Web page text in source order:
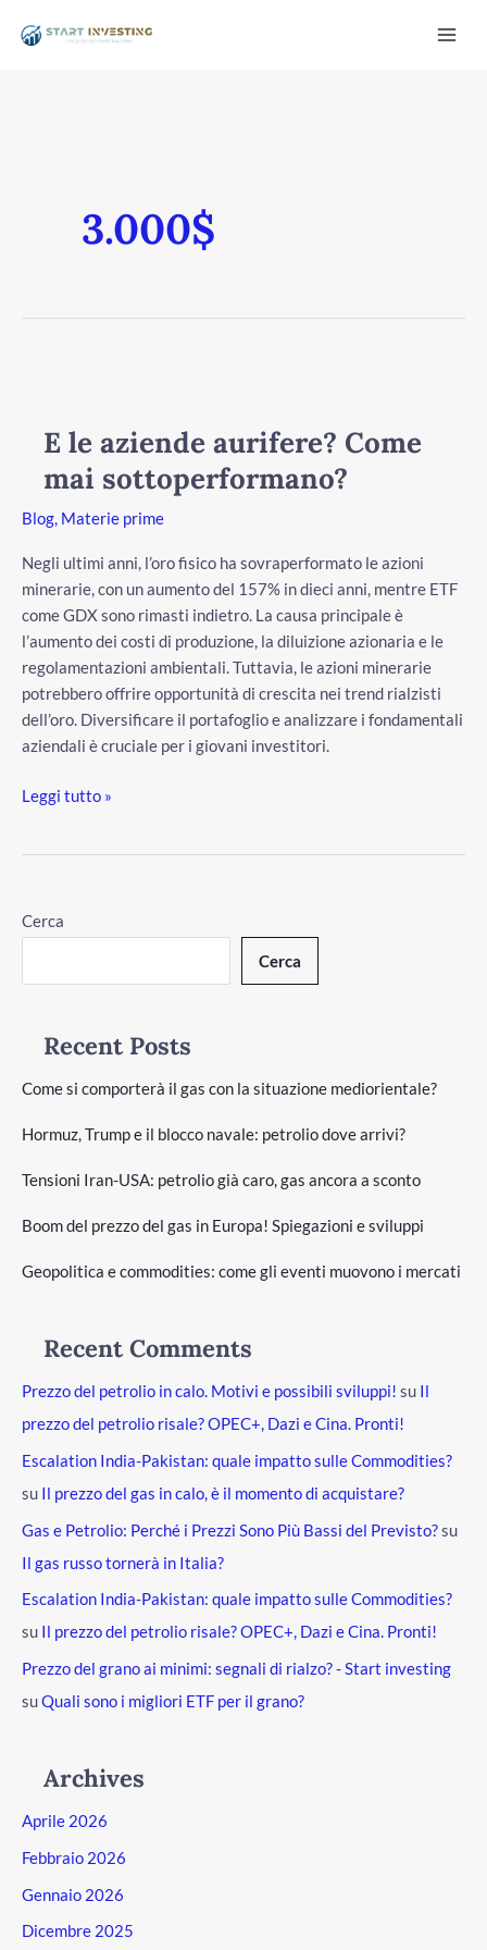
3.000$
E le aziende aurifere? Come
mai sottoperformano?
Blog Materie prime
Negli ultimi anni, l’oro fisico ha sovraperformato le azioni
minerarie, con un aumento del 157% in dieci anni, mentre ETF
come GDX sono rimasti indietro. La causa principale è
l’aumento dei costi di produzione, la diluizione azionaria e le
regolamentazioni ambientali. Tuttavia, le azioni minerarie
potrebbero offrire opportunità di crescita nei trend rialzisti
dell’oro. Diversificare il portafoglio e analizzare i fondamentali
aziendali è cruciale per i giovani investitori.
aurifere?
Come
sottoperformano?
Leggi tutto »
Cerca
Cerca
Recent Posts
Come si comporterà il gas con la situazione mediorientale?
Hormuz, Trump e il blocco navale: petrolio dove arrivi?
Tensioni Iran-USA: petrolio già caro, gas ancora a sconto
Boom del prezzo del gas in Europa! Spiegazioni e sviluppi
Geopolitica e commodities: come gli eventi muovono i mercati
Recent Comments
Prezzo del petrolio in calo. Motivi e possibili sviluppi! su Il
prezzo del petrolio risale? OPEC+, Dazi e Cina. Pronti!
Escalation India-Pakistan: quale impatto sulle Commodities?
su Il prezzo del gas in calo, è il momento di acquistare?
Gas e Petrolio: Perché i Prezzi Sono Più Bassi del Previsto?su
Il gas russo tornerà in Italia?
Escalation India-Pakistan: quale impatto sulle Commodities?
su Il prezzo del petrolio risale? OPEC+, Dazi e Cina. Pronti!
Prezzo del grano ai minimi: segnali di rialzo? - Start investing
suQuali sono i migliori ETF per il grano?
Archives
Aprile 2026
Febbraio 2026
Gennaio 2026
Dicembre 2025